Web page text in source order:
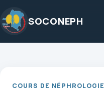
au
contenu
SOCONEPH
COURS DE NÉPHROLOGIE